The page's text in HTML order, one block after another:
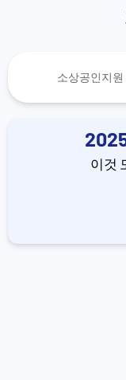
소상공인지원
이것